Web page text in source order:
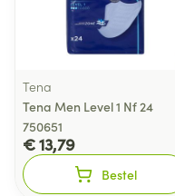
Tena
Tena Men Level 1 Nf 24
750651
€ 13,79
Bestel